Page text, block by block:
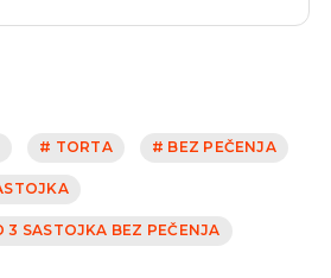
# TORTA # BEZ PEČENJA
SASTOJKA BEZ PEČENJA